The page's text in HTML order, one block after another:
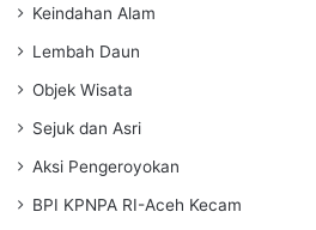
Keindahan Alam
Lembah Daun
Objek Wisata
Sejuk dan Asri
Aksi Pengeroyokan
BPI KPNPA RI-Aceh Kecam